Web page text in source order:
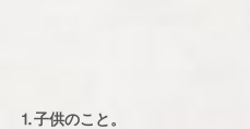
⒈子供のこと。